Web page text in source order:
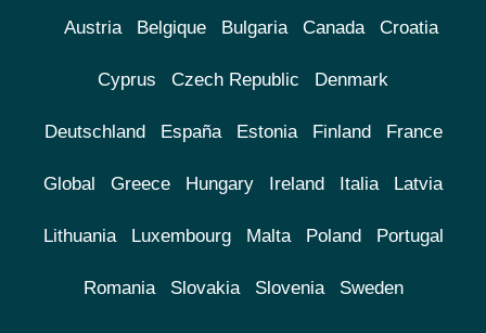
Austria Belgique Bulgaria Canada Croatia
Cyprus Czech Republic Denmark
Deutschland España Estonia Finland France
Global Greece Hungary Ireland Italia Latvia
Lithuania Luxembourg Malta Poland Portugal
Romania Slovakia Slovenia Sweden